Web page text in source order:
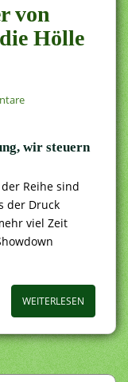
von
Hölle
wir steuern
Reihe sind
der Druck
viel Zeit
WEITERLESEN